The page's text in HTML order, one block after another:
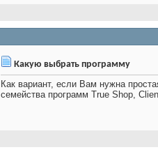
Какую выбрать программу
Как вариант, если Вам нужна
семейства программ True Shop,